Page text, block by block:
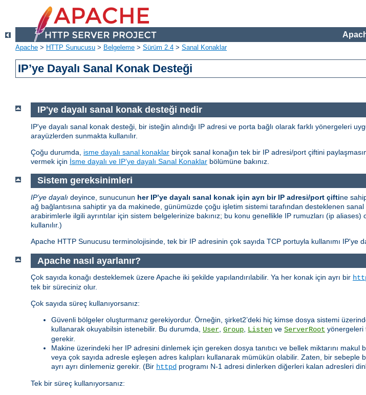
Apache > HTTP Sunucusu > Belgeleme > Sürüm 2.4 > Sanal Konaklar
IP’ye Dayalı Sanal Konak Desteği
IP'ye dayalı sanal konak desteği nedir
IP'ye dayalı sanal konak desteği, bir isteğin alındığı IP adresi ve porta bağlı olarak farklı yönergeleri
arayüzlerden sunmakta kullanılır.
Çoğu durumda, isme dayalı sanal konaklar birçok sanal konağın tek bir IP adresi/port çiftini
vermek için İsme dayalı ve IP’ye dayalı Sanal Konaklar bölümüne bakınız.
Sistem gereksinimleri
IP’ye dayalı deyince, sunucunun her IP’ye dayalı sanal konak için ayrı bir IP adresi/port çiftine
ağ bağlantısına sahiptir ya da makinede, günümüzde çoğu işletim sistemi tarafından desteklenen
arabirimlerle ilgili ayrıntılar için sistem belgelerinize bakınız; bu konu genellikle IP rumuzları (ip
kullanılır.)
Apache HTTP Sunucusu terminolojisinde, tek bir IP adresinin çok sayıda TCP portuyla kullanımı IP'ye
Apache nasıl ayarlanır?
Çok sayıda konağı desteklemek üzere Apache iki şekilde yapılandırılabilir. Ya her konak için ayrı bir
tek bir süreciniz olur.
Çok sayıda süreç kullanıyorsanız:
Güvenli bölgeler oluşturmanız gerekiyordur. Örneğin, şirket2’deki hiç kimse dosya sistemi
kullanarak okuyabilsin istenebilir. Bu durumda, User, Group, Listen ve ServerRoot yönergeleri
gerekir.
Makine üzerindeki her IP adresini dinlemek için gereken dosya tanıtıcı ve bellek miktarını
veya çok sayıda adresle eşleşen adres kalıpları kullanarak mümükün olabilir. Zaten, bir
ayrı ayrı dinlemeniz gerekir. (Bir httpd programı N-1 adresi dinlerken diğerleri kalan adresleri
Tek bir süreç kullanıyorsanız: